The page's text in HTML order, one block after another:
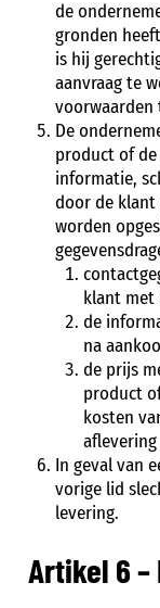
de
gronden
is hij
aanvraag te
voorwaarden
De
product of
informatie,
door de klant
worden
klant met
de
na
de prijs
product
kosten
In geval van
vorige lid
levering.
Artikel 6 –